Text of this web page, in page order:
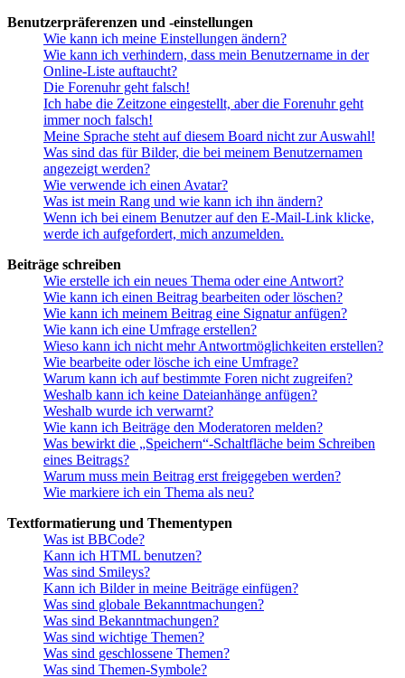
Benutzerpräferenzen und -einstellungen
Wie kann ich meine Einstellungen ändern?
Wie kann ich verhindern, dass mein Benutzername in der
Online-Liste auftaucht?
Die Forenuhr geht falsch!
Ich habe die Zeitzone eingestellt, aber die Forenuhr geht
immer noch falsch!
Meine Sprache steht auf diesem Board nicht zur Auswahl!
Was sind das für Bilder, die bei meinem Benutzernamen
angezeigt werden?
Wie verwende ich einen Avatar?
Was ist mein Rang und wie kann ich ihn ändern?
Wenn ich bei einem Benutzer auf den E-Mail-Link klicke,
werde ich aufgefordert, mich anzumelden.
Beiträge schreiben
Wie erstelle ich ein neues Thema oder eine Antwort?
Wie kann ich einen Beitrag bearbeiten oder löschen?
Wie kann ich meinem Beitrag eine Signatur anfügen?
Wie kann ich eine Umfrage erstellen?
Wieso kann ich nicht mehr Antwortmöglichkeiten erstellen?
Wie bearbeite oder lösche ich eine Umfrage?
Warum kann ich auf bestimmte Foren nicht zugreifen?
Weshalb kann ich keine Dateianhänge anfügen?
Weshalb wurde ich verwarnt?
Wie kann ich Beiträge den Moderatoren melden?
Was bewirkt die „Speichern“-Schaltfläche beim Schreiben
eines Beitrags?
Warum muss mein Beitrag erst freigegeben werden?
Wie markiere ich ein Thema als neu?
Textformatierung und Thementypen
Was ist BBCode?
Kann ich HTML benutzen?
Was sind Smileys?
Kann ich Bilder in meine Beiträge einfügen?
Was sind globale Bekanntmachungen?
Was sind Bekanntmachungen?
Was sind wichtige Themen?
Was sind geschlossene Themen?
Was sind Themen-Symbole?